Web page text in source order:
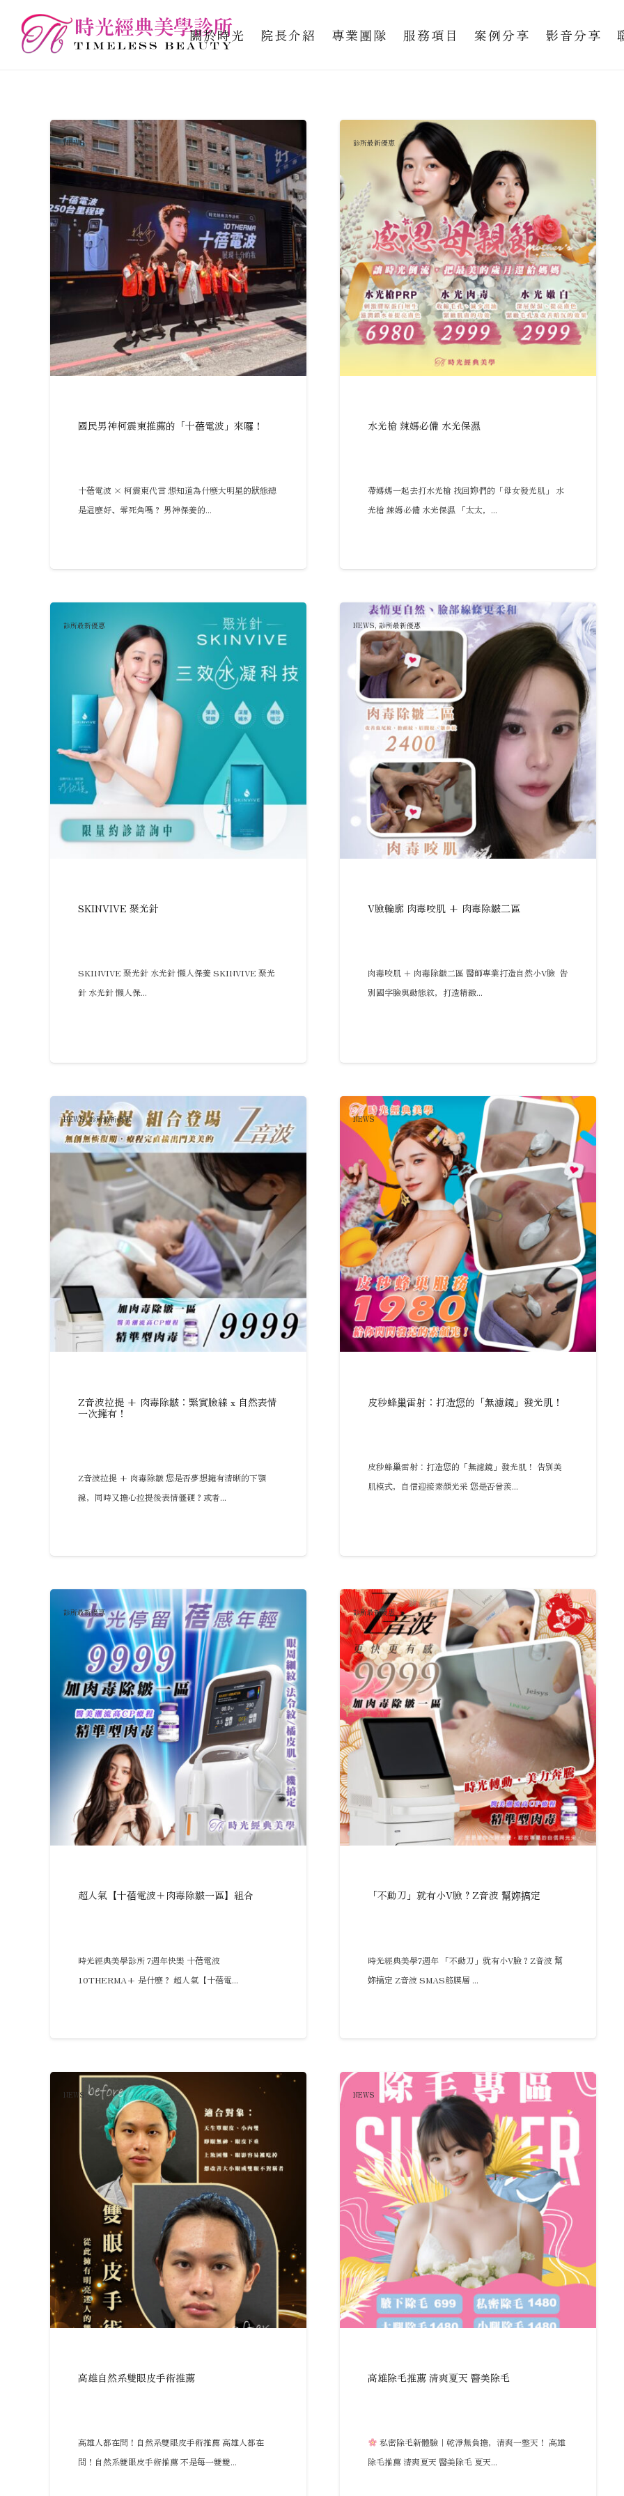
關於時光 院長介紹 專業團隊 服務項目 案例分享 影音分享
NEWS
國民男神柯震東推薦的「十蓓電波」來囉！
十蓓電波 × 柯震東代言 想知道為什麼大明星的狀態總
是這麼好、零死角嗎？ 男神保養的...
診所最新優惠
水光槍 辣媽必備 水光保濕
帶媽媽一起去打水光槍 找回妳們的「母女發光肌」 水
光槍 辣媽必備 水光保濕 「太太，...
診所最新優惠
SKINVIVE 聚光針
SKINVIVE 聚光針 水光針 懶人保養 SKINVIVE 聚光
針 水光針 懶人保...
NEWS,診所最新優惠
V臉輪廓 肉毒咬肌 + 肉毒除皺二區
肉毒咬肌 ＋ 肉毒除皺二區 醫師專業打造自然小V臉 告
別國字臉與動態紋，打造精緻...
NEWS,診所最新優惠
Z音波拉提 + 肉毒除皺：緊實臉線 x 自然表情
一次擁有！
Z音波拉提 + 肉毒除皺 您是否夢想擁有清晰的下顎
線，同時又擔心拉提後表情僵硬？或者...
NEWS
皮秒蜂巢雷射：打造您的「無濾鏡」發光肌！
皮秒蜂巢雷射：打造您的「無濾鏡」發光肌！ 告別美
肌模式，自信迎接素顏光采 您是否曾羨...
診所最新優惠
超人氣【十蓓電波＋肉毒除皺一區】組合
時光經典美學診所 7週年快樂 十蓓電波
10THERMA+ 是什麼？ 超人氣【十蓓電...
診所最新優惠
「不動刀」就有小V臉？Z音波 幫妳搞定
時光經典美學7週年 「不動刀」就有小V臉？Z音波 幫
妳搞定 Z音波 SMAS筋膜層 ...
NEWS
高雄自然系雙眼皮手術推薦
高雄人都在問！自然系雙眼皮手術推薦 高雄人都在
問！自然系雙眼皮手術推薦 不是每一雙雙...
NEWS
高雄除毛推薦 清爽夏天 醫美除毛
私密除毛新體驗｜乾淨無負擔，清爽一整天！ 高雄
除毛推薦 清爽夏天 醫美除毛 夏天...